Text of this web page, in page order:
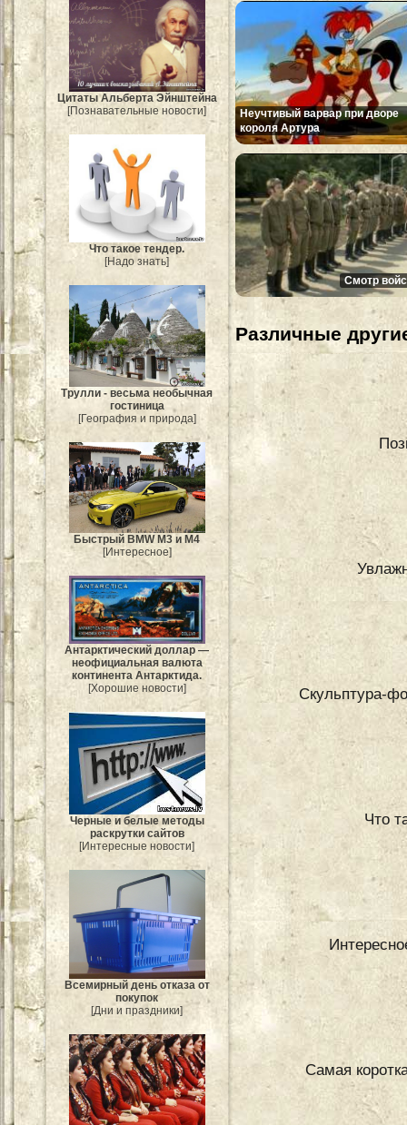
Цитаты Альберта Эйнштейна
[Познавательные новости]
Что такое тендер.
[Надо знать]
Трулли - весьма необычная
гостиница
[География и природа]
Быстрый BMW M3 и M4
[Интересное]
Антарктический доллар —
неофициальная валюта
континента Антарктида.
[Хорошие новости]
Черные и белые методы
раскрутки сайтов
[Интересные новости]
Всемирный день отказа от
покупок
[Дни и праздники]
Неучтивый варвар при дворе
короля Артура
Смотр
Различные
Скульптура-
Что
Самая